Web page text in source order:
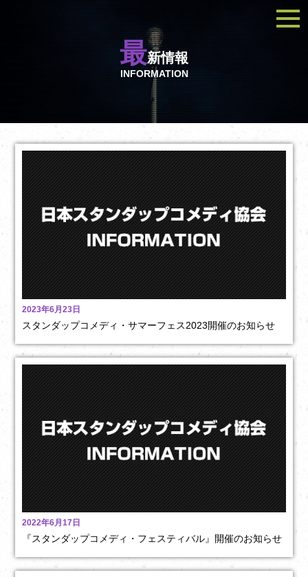
最新情報
INFORMATION
2023年6月23日
スタンダップコメディ・サマーフェス2023開催のお知らせ
2022年6月17日
『スタンダップコメディ・フェスティバル』開催のお知らせ